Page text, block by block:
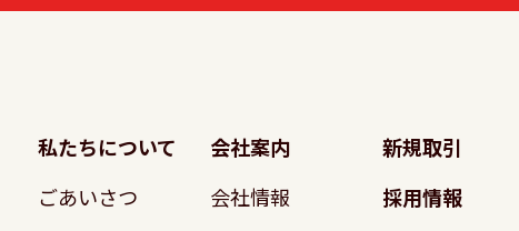
私たちについて
ごあいさつ
会社案内
会社情報
新規取引
採用情報